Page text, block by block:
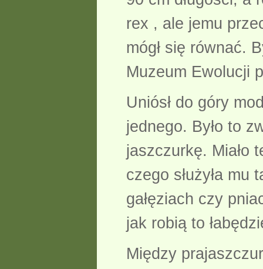
rex , ale jemu
mógł się równać.
Muzeum Ewolucji
Uniósł do góry
jednego. Było to
jaszczurkę. Miało
czego służyła mu
gałęziach czy
jak robią to
Między